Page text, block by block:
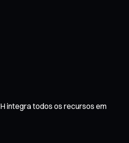
integra todos os recursos em